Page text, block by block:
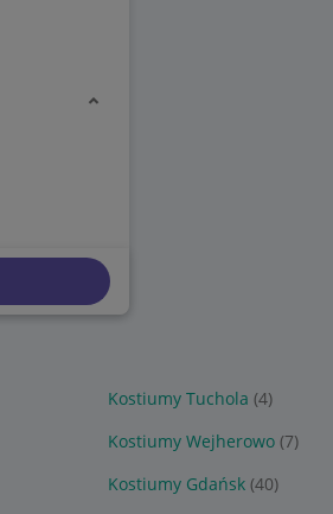
Kostiumy Tuchola (4)
Kostiumy Wejherowo (7)
Kostiumy Gdańsk (40)